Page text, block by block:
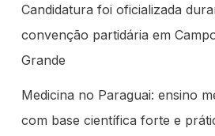
Candidatura foi oficializada
convenção partidária em
Grande
Medicina no Paraguai: ensino
com base científica forte e